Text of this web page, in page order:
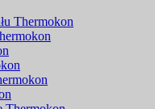
Thermokon